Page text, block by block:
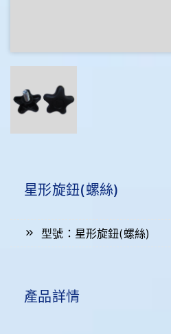
星形旋鈕(螺絲)
型號：星形旋鈕(螺絲)
產品詳情